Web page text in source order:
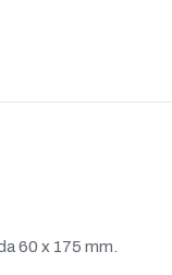
60 x 175 mm.